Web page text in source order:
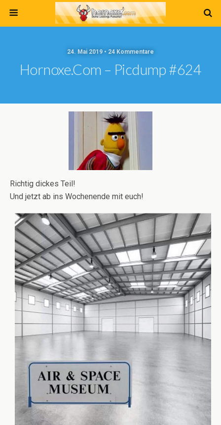
24. Mai 2019 • 24 Kommentare
Hornoxe.com – Picdump #624
Richtig dickes Teil!
Und jetzt ab ins Wochenende mit euch!